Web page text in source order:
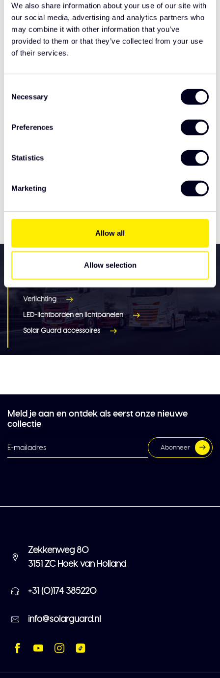
We also share information about your use of our site with
our social media, advertising and analytics partners who
may combine it with other information that you’ve
provided to them or that they’ve collected from your use
of their services.
Selection
Necessary
Preferences
Statistics
Marketing
Allow all
Allow selection
Neem contact op
Gerelateerde producten
Type 1
€595,00
Specificaties
Alle services voor uw
nieuwe truck accessoires
Verlichting
LED-lichtborden en lichtpanelen
Solar Guard accessoires
Meld je aan en ontdek als eerst onze nieuwe
collectie
Abonneer
Zekkenweg 80
3151 ZC Hoek van Holland
+31 (0)174 385220
info@solarguard.nl